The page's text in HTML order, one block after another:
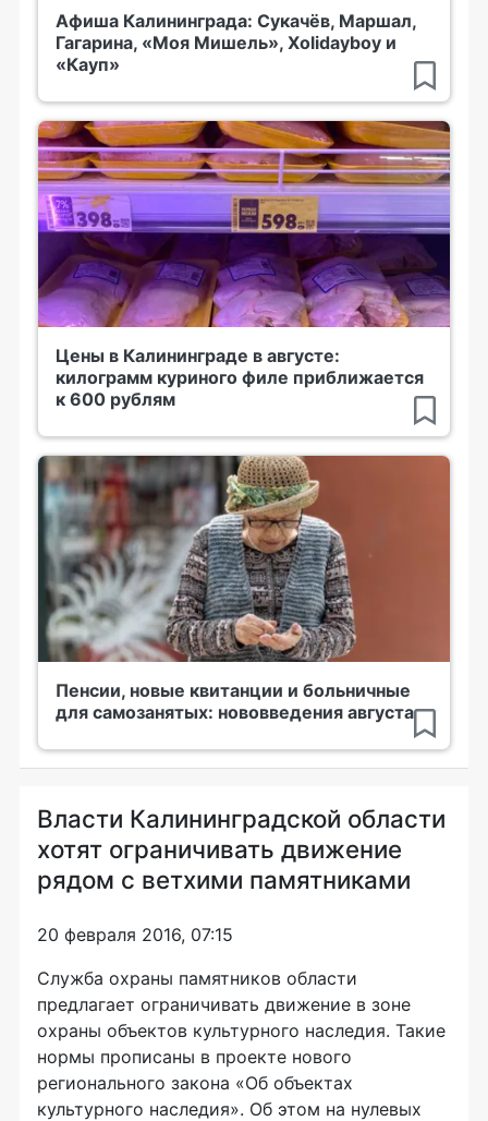
Афиша Калининграда: Сукачёв, Маршал,
Гагарина, «Моя Мишель», Xolidayboy и
«Кауп»
Цены в Калининграде в августе:
килограмм куриного филе приближается
к 600 рублям
Пенсии, новые квитанции и больничные
для самозанятых: нововведения августа
Власти Калининградской области
хотят ограничивать движение
рядом с ветхими памятниками
20 февраля 2016, 07:15
Служба охраны памятников области
предлагает ограничивать движение в зоне
охраны объектов культурного наследия. Такие
нормы прописаны в проекте нового
регионального закона «Об объектах
культурного наследия». Об этом на нулевых